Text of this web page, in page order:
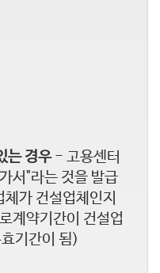
는 경우- 고용센터
서"라는 것을 발급
가 건설업체인지
계약기간이 건설업
기간이 됨)